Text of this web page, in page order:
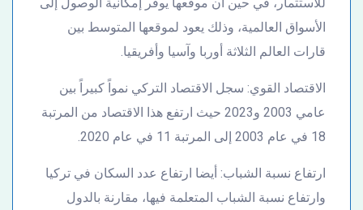
الأسواق العالمية، وذلك يعود لموقعها المتوسط بين
قارات العالم الثلاثة أوربا وآسيا وأفريقيا.
الاقتصاد القوي: سجل الاقتصاد التركي نمواً كبيراً بين
عامي 2003 و2023 حيث ارتفع هذا الاقتصاد من المرتبة
18 في عام 2003 إلى المرتبة 11 في عام 2020.
ارتفاع نسبة الشباب: أيضا ارتفاع عدد السكان في تركيا
وارتفاع نسبة الشباب المتعلمة فيها، مقارنة بالدول